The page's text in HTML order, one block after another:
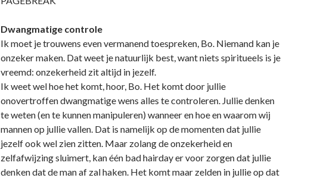
Dwangmatige controle
Ik moet je trouwens even vermanend toespreken, Bo. Niemand kan je
onzeker maken. Dat weet je natuurlijk best, want niets spiritueels is je
vreemd: onzekerheid zit altijd in jezelf.
Ik weet wel hoe het komt, hoor, Bo. Het komt door jullie
onovertroffen dwangmatige wens alles te controleren. Jullie denken
te weten (en te kunnen manipuleren) wanneer en hoe en waarom wij
mannen op jullie vallen. Dat is namelijk op de momenten dat jullie
jezelf ook wel zien zitten. Maar zolang de onzekerheid en
zelfafwijzing sluimert, kan één bad hairday er voor zorgen dat jullie
denken dat de man af zal haken. Het komt maar zelden in jullie op dat